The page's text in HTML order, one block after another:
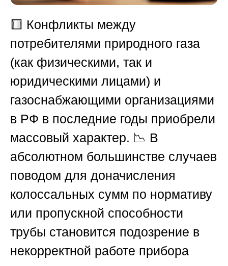
🟨 Конфликты между
потребителями природного газа
(как физическими, так и
юридическими лицами) и
газоснабжающими организациями
в РФ в последние годы приобрели
массовый характер. 📉 В
абсолютном большинстве случаев
поводом для доначисления
колоссальных сумм по нормативу
или пропускной способности
трубы становится подозрение в
некорректной работе прибора